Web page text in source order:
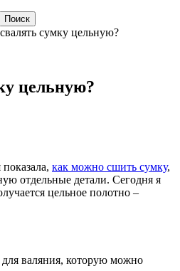
сумку цельную?
цельную?
как можно сшить сумку,
отдельные детали. Сегодня я
цельное полотно –
валяния, которую можно